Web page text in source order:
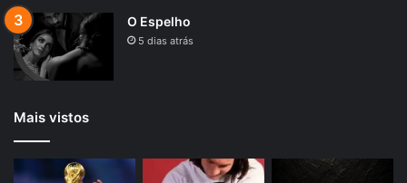
O Espelho
5 dias atrás
Mais vistos